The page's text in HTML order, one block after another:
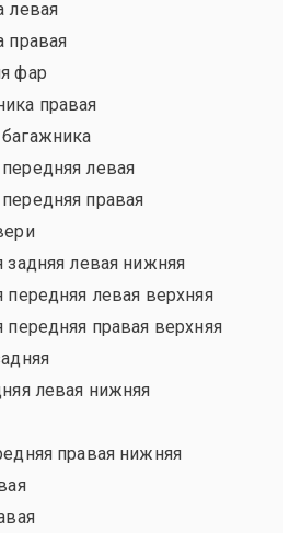
левая
правая
фар
правая
левая
правая
задняя левая нижняя
передняя левая верхняя
передняя правая верхняя
левая нижняя
правая нижняя